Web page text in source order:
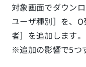
対象画面でダウン
ユーザ種別］を、
者］を追加します。
※追加の影響で5つ